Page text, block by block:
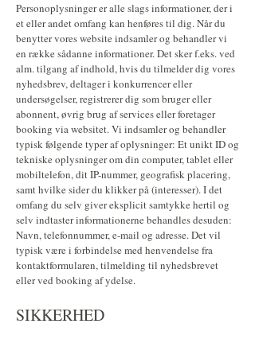
Personoplysninger er alle slags informationer, der i
et eller andet omfang kan henføres til dig. Når du
benytter vores website indsamler og behandler vi
en række sådanne informationer. Det sker f.eks. ved
alm. tilgang af indhold, hvis du tilmelder dig vores
nyhedsbrev, deltager i konkurrencer eller
undersøgelser, registrerer dig som bruger eller
abonnent, øvrig brug af services eller foretager
booking via websitet. Vi indsamler og behandler
typisk følgende typer af oplysninger: Et unikt ID og
tekniske oplysninger om din computer, tablet eller
mobiltelefon, dit IP-nummer, geografisk placering,
samt hvilke sider du klikker på (interesser). I det
omfang du selv giver eksplicit samtykke hertil og
selv indtaster informationerne behandles desuden:
Navn, telefonnummer, e-mail og adresse. Det vil
typisk være i forbindelse med henvendelse fra
kontaktformularen, tilmelding til nyhedsbrevet
eller ved booking af ydelse.
SIKKERHED